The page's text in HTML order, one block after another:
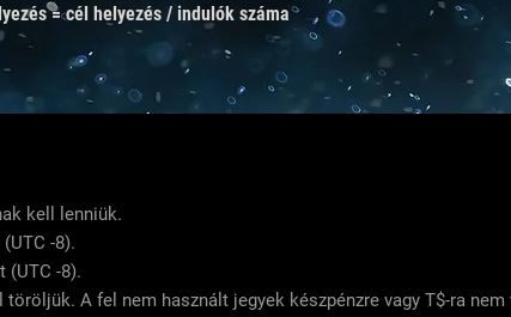
= cél helyezés / indulók száma
kell lenniük.
-8).
(UTC -8).
A fel nem használt jegyek készpénzre vagy T$-ra nem